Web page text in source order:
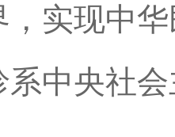
，实现中
系中央社